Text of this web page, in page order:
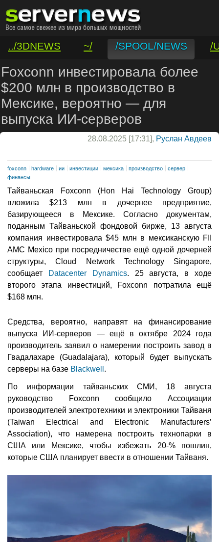
../3DNEWS ~/ /SPOOL/NEWS
/
/VAR/CONTACT
Foxconn инвестировала более
$200 млн в производство в
Мексике, вероятно — для
выпуска ИИ-серверов
28.08.2025 [17:31], Руслан Авдеев
foxconn hardware ии инвестиции мексика производство
сервер
финансы
Тайваньская Foxconn (Hon Hai Technology Group)
вложила $213 млн в дочернее предприятие,
базирующееся в Мексике. Согласно документам,
поданным Тайваньской фондовой бирже, 13 августа
компания инвестировала $45 млн в мексиканскую FII
AMC Mexico при посредничестве ещё одной дочерней
структуры, Cloud Network Technology Singapore,
сообщает
Datacenter Dynamics. 25 августа, в ходе
второго этапа инвестиций, Foxconn потратила ещё
$168 млн.
Средства, вероятно, направят на финансирование
выпуска ИИ-серверов — ещё в октябре 2024 года
производитель заявил о намерении построить завод в
Гвадалахаре (Guadalajara), который будет выпускать
серверы на базе Blackwell .
По информации тайваньских СМИ, 18 августа
руководство Foxconn сообщило Ассоциации
производителей электротехники и электроники Тайваня
(Taiwan Electrical and Electronic Manufacturers’
Association), что намерена построить технопарки в
США или Мексике, чтобы избежать 20-% пошлин,
которые США планирует ввести в отношении Тайваня.